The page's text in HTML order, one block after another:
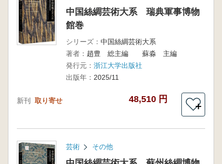
中国絲綢芸術大系 瑞典軍事博物
館巻
シリーズ： 中国絲綢芸術大系
著者： 趙豊 総主編 蘇淼 主編
発行元： 浙江大学出版社
出版年： 2025/11
新刊 取り寄せ 48,510 円
＋
芸術 その他